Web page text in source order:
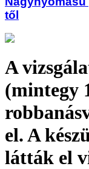
től
A
(mintegy
el. A
látták el